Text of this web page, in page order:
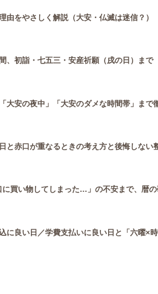
をやさしく解説（大安・仏滅は迷信？）
、初詣・七五三・安産祈願（戌の日）まで
大安の夜中」「大安のダメな時間帯」まで
と赤口が重なるときの考え方と後悔しない
買い物してしまった…」の不安まで、暦
に良い日／学費支払いに良い日と「六曜×